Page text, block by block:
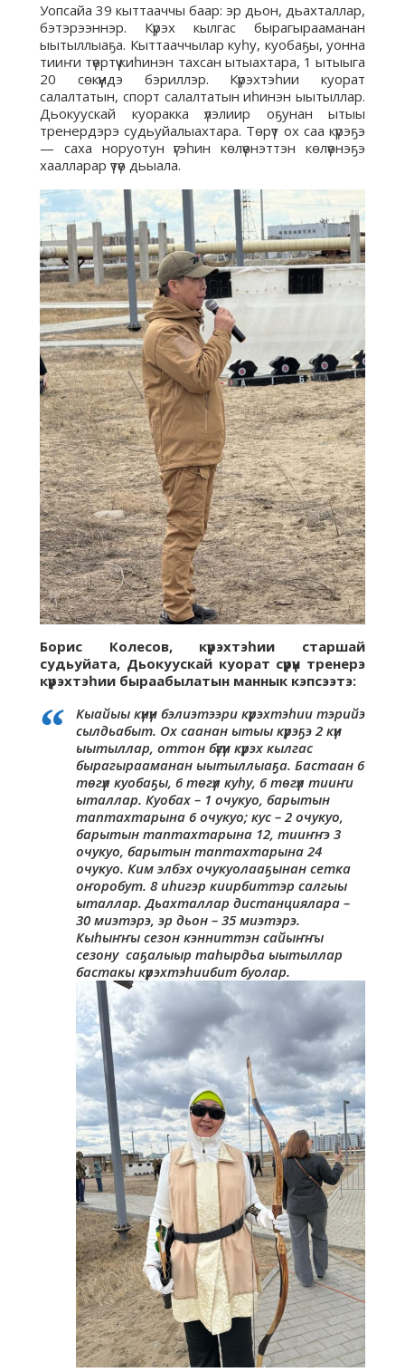
Уопсайа 39 кыттааччы баар: эр дьон, дьахталлар,
бэтэрээннэр. Күрэх кылгас бырагырааманан
ыытыллыаҕа. Кыттааччылар куһу, куобаҕы, уонна
тииҥи түөртүү киһинэн тахсан ытыахтара, 1 ытыыга
20 сөкүүндэ бэриллэр. Күрэхтэһии куорат
салалтатын, спорт салалтатын иһинэн ыытыллар.
Дьокуускай куоракка үлэлиир оҕунан ытыы
тренердэрэ судьуйалыахтара. Төрүт ох саа күрэҕэ
— саха норуотун үгэһин көлүөнэттэн көлүөнэҕэ
хаалларар үтүө дьыала.
Борис Колесов, күрэхтэһии старшай
судьуйата, Дьокуускай куорат сүрүн тренерэ
күрэхтэһии быраабылатын маннык кэпсээтэ:
Кыайыы күнүн бэлиэтээри күрэхтэһии тэрийэ
сылдьабыт. Ох саанан ытыы күрэҕэ 2 күн
ыытыллар, оттон бүгүн күрэх кылгас
бырагырааманан ыытыллыаҕа. Бастаан 6
төгүл куобаҕы, 6 төгүл куһу, 6 төгүл тииҥи
ыталлар. Куобах – 1 очукуо, барытын
таптахтарына 6 очукуо; кус – 2 очукуо,
барытын таптахтарына 12, тииҥҥэ 3
очукуо, барытын таптахтарына 24
очукуо. Ким элбэх очукуолааҕынан сетка
оҥоробут. 8 иһигэр киирбиттэр салгыы
ыталлар. Дьахталлар дистанциялара –
30 миэтэрэ, эр дьон – 35 миэтэрэ.
Кыһыҥҥы сезон кэнниттэн сайыҥҥы
сезону саҕалыыр таһырдьа ыытыллар
бастакы күрэхтэһиибит буолар.